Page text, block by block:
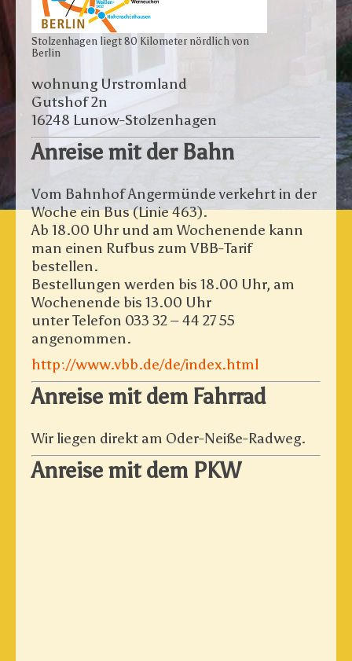
Stolzenhagen liegt 80 Kilometer nördlich von
Berlin
wohnung Urstromland
Gutshof 2n
16248 Lunow-Stolzenhagen
Anreise mit der Bahn
Vom Bahnhof Angermünde verkehrt in der
Woche ein Bus (Linie 463).
Ab 18.00 Uhr und am Wochenende kann
man einen Rufbus zum VBB-Tarif
bestellen.
Bestellungen werden bis 18.00 Uhr, am
Wochenende bis 13.00 Uhr
unter Telefon 033 32 – 44 27 55
angenommen.
http://www.vbb.de/de/index.html
Anreise mit dem Fahrrad
Wir liegen direkt am Oder-Neiße-Radweg.
Anreise mit dem PKW